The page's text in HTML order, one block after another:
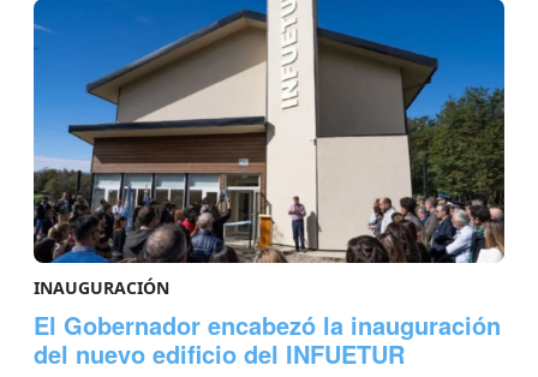
INAUGURACIÓN
El Gobernador encabezó la inauguración
del nuevo edificio del INFUETUR